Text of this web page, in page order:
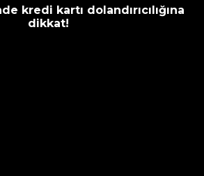
kredi kartı dolandırıcılığına
dikkat!